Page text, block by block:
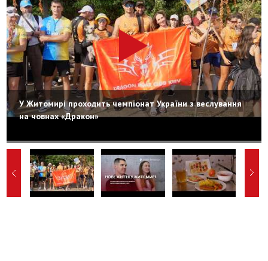
У Житомирі проходить чемпіонат України з веслування
на човнах «Дракон»